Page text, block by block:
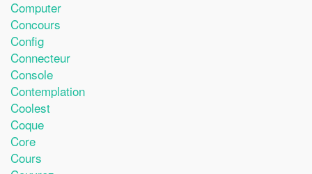
Computer
Concours
Config
Connecteur
Console
Contemplation
Coolest
Coque
Core
Cours